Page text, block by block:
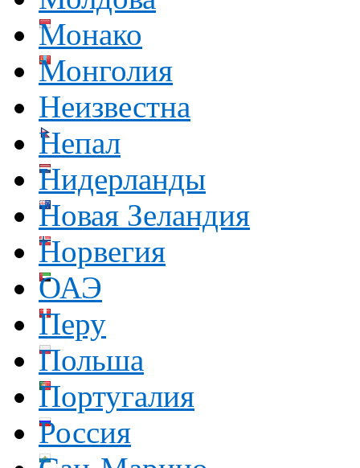
Монако
Монголия
Неизвестна
Непал
Нидерланды
Новая Зеландия
Норвегия
ОАЭ
Перу
Польша
Португалия
Россия